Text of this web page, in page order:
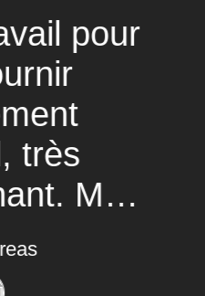
pour
très
Mon
travailler
types.